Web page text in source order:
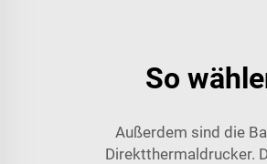
So
Außerdem sind die
Direktthermaldrucker.